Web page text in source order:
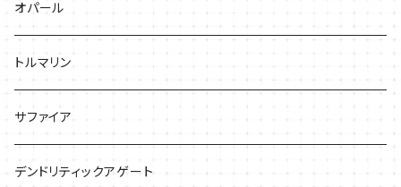
オパール
トルマリン
サファイア
デンドリティックアゲート